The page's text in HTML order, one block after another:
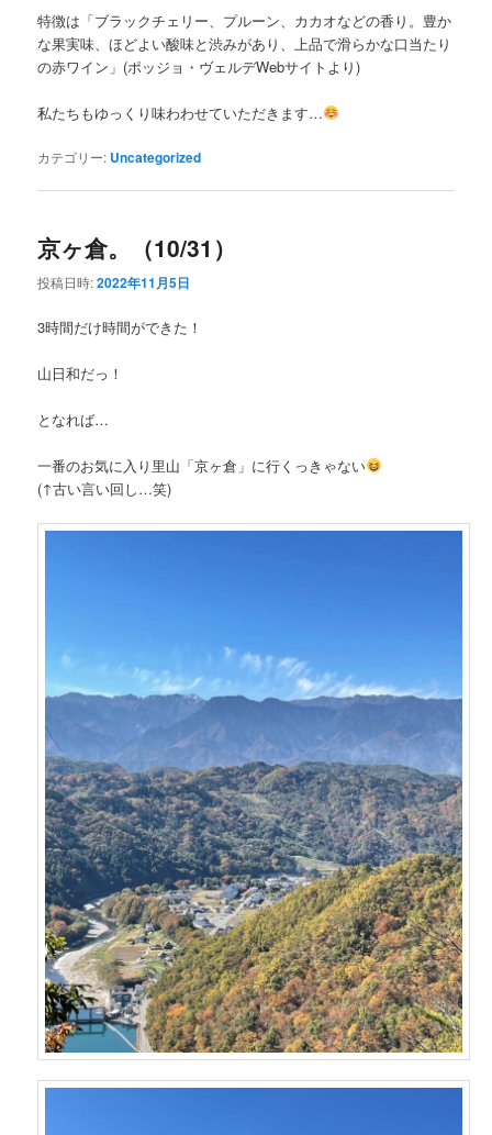
特徴は「ブラックチェリー、プルーン、カカオなどの香り。豊か
な果実味、ほどよい酸味と渋みがあり、上品で滑らかな口当たり
の赤ワイン」(ポッジョ・ヴェルデWebサイトより)
私たちもゆっくり味わわせていただきます…
カテゴリー: Uncategorized
京ヶ倉。（10/31）
投稿日時:2022年11月5日
3時間だけ時間ができた！
山日和だっ！
となれば…
一番のお気に入り里山「京ヶ倉」に行くっきゃない
(↑古い言い回し…笑)